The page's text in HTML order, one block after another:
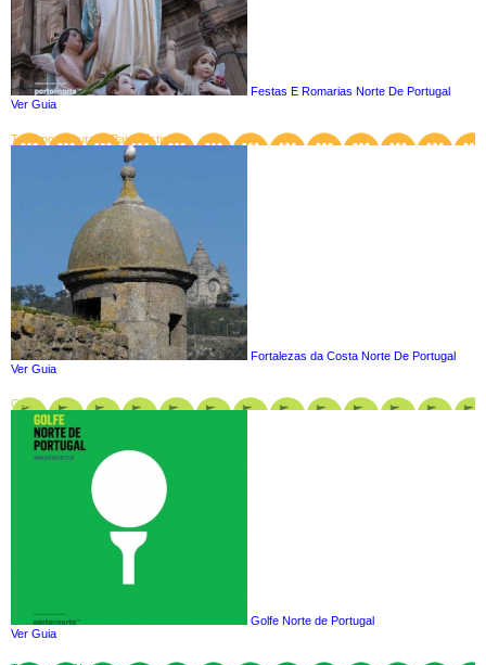
Festas E Romarias Norte De Portugal
Ver Guia
Turismo Cultural e Paisagístico
Fortalezas da Costa Norte De Portugal
Ver Guia
Golf
Golfe Norte de Portugal
Ver Guia